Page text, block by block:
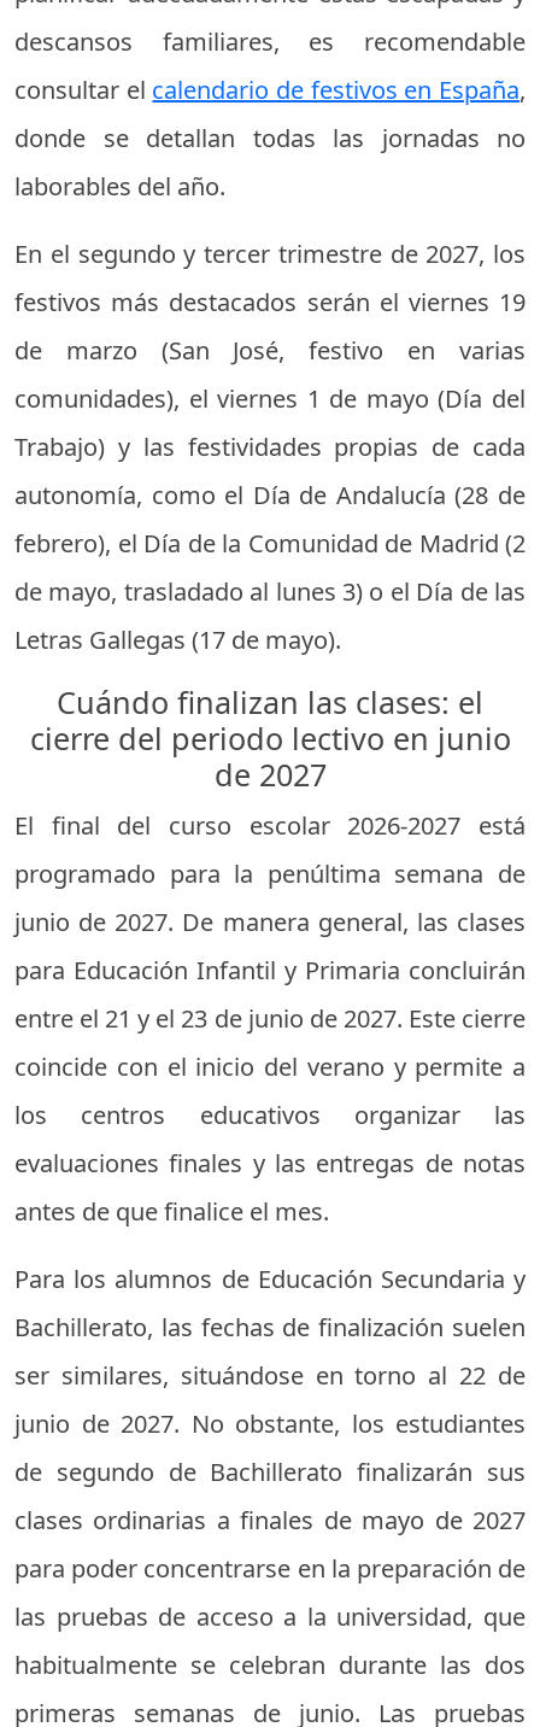
descansos familiares, es recomendable
consultar el calendario de festivos en España,
donde se detallan todas las jornadas no
laborables del año.
En el segundo y tercer trimestre de 2027, los
festivos más destacados serán el viernes 19
de marzo (San José, festivo en varias
comunidades), el viernes 1 de mayo (Día del
Trabajo) y las festividades propias de cada
autonomía, como el Día de Andalucía (28 de
febrero), el Día de la Comunidad de Madrid (2
de mayo, trasladado al lunes 3) o el Día de las
Letras Gallegas (17 de mayo).
Cuándo finalizan las clases: el
cierre del periodo lectivo en junio
de 2027
El final del curso escolar 2026-2027 está
programado para la penúltima semana de
junio de 2027. De manera general, las clases
para Educación Infantil y Primaria concluirán
entre el 21 y el 23 de junio de 2027. Este cierre
coincide con el inicio del verano y permite a
los centros educativos organizar las
evaluaciones finales y las entregas de notas
antes de que finalice el mes.
Para los alumnos de Educación Secundaria y
Bachillerato, las fechas de finalización suelen
ser similares, situándose en torno al 22 de
junio de 2027. No obstante, los estudiantes
de segundo de Bachillerato finalizarán sus
clases ordinarias a finales de mayo de 2027
para poder concentrarse en la preparación de
las pruebas de acceso a la universidad, que
habitualmente se celebran durante las dos
primeras semanas de junio. Las pruebas